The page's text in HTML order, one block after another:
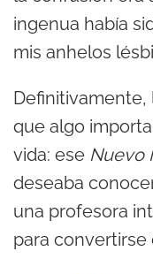
ingenua había
mis anhelos
Definitivamente,
que algo
vida: ese Nuevo
deseaba
una profesora
para convertirse